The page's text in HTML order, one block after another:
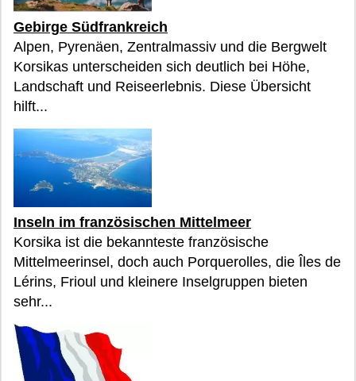
Gebirge Südfrankreich
Alpen, Pyrenäen, Zentralmassiv und die Bergwelt
Korsikas unterscheiden sich deutlich bei Höhe,
Landschaft und Reiseerlebnis. Diese Übersicht
hilft...
Inseln im französischen Mittelmeer
Korsika ist die bekannteste französische
Mittelmeerinsel, doch auch Porquerolles, die Îles de
Lérins, Frioul und kleinere Inselgruppen bieten
sehr...